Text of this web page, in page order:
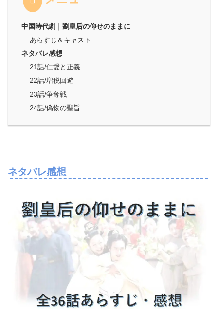
中国時代劇｜劉皇后の仰せのままに
あらすじ＆キャスト
ネタバレ感想
21話/仁愛と正義
22話/増税回避
23話/争奪戦
24話/偽物の聖旨
ネタバレ感想